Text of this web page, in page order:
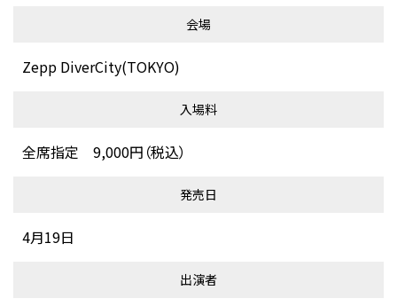
会場
Zepp DiverCity(TOKYO)
入場料
全席指定 9,000円（税込）
発売日
4月19日
出演者